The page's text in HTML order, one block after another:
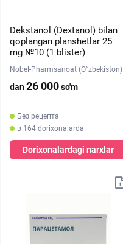
Dekstanol (Dextanol) bilan
qoplangan planshetlar 25
mg №10 (1 blister)
Nobel-Pharmsanoat (O`zbekiston)
dan26 000so'm
Без рецепта
в 164 dorixonalarda
Dorixonalardagi narxlar